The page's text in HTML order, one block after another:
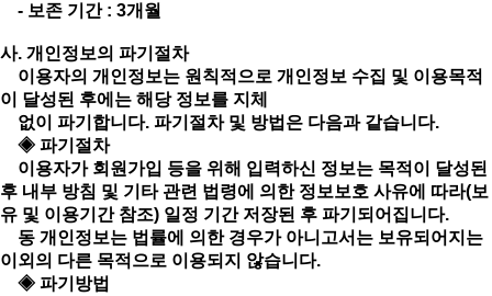
- 보존 기간 : 3개월
사. 개인정보의 파기절차
이용자의 개인정보는 원칙적으로 개인정보 수집 및 이용목적
이 달성된 후에는 해당 정보를 지체
없이 파기합니다. 파기절차 및 방법은 다음과 같습니다.
◈ 파기절차
이용자가 회원가입 등을 위해 입력하신 정보는 목적이 달성된
후 내부 방침 및 기타 관련 법령에 의한 정보보호 사유에 따라(보
유 및 이용기간 참조) 일정 기간 저장된 후 파기되어집니다.
동 개인정보는 법률에 의한 경우가 아니고서는 보유되어지는
이외의 다른 목적으로 이용되지 않습니다.
◈ 파기방법